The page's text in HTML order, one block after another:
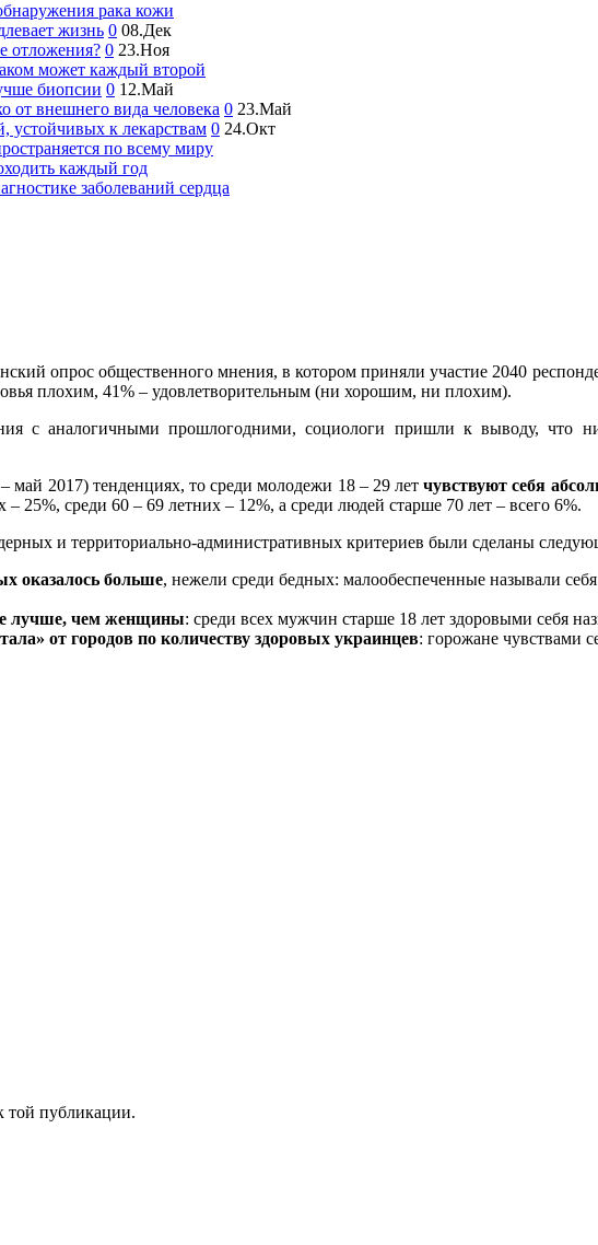
рака кожи
жизнь 0 08.Дек
отложения? 0 23.Ноя
может каждый второй
биопсии 0 12.Май
от внешнего вида человека 0 23.Май
устойчивых к лекарствам 0 24.Окт
по всему миру
каждый год
заболеваний сердца
опрос общественного мнения, в котором приняли участие 2040
плохим, 41% – удовлетворительным (ни хорошим, ни плохим).
с аналогичными прошлогодними, социологи пришли к выводу, что
май 2017) тенденциях, то среди молодежи 18 – 29 летчувствуют себя
25%, среди 60 – 69 летних – 12%, а среди людей старше 70 лет – всего 6%.
и территориально-административных критериев были сделаны
оказалось больше, нежели среди бедных: малообеспеченные называли
лучше, чем женщины: среди всех мужчин старше 18 лет здоровыми себя
от городов по количеству здоровых украинцев: горожане чувствами
той публикации.